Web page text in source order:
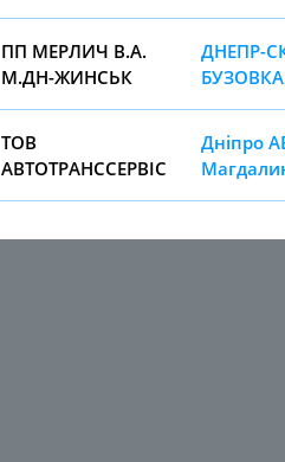
ПП МЕРЛИЧ В.А.
М.ДН-ЖИНСЬК
ДНЕПР-
БУЗОВКА
ТОВ
АВТОТРАНССЕРВIС
Дніпро